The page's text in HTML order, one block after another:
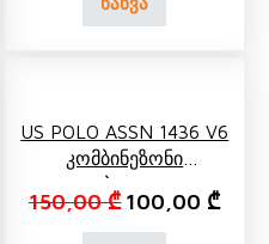
150,00 ₾.
price is: 100,00 ₾.
US POLO ASSN 1436 V6
Კომბინეზონი
Დათბილული,
Თავსაბურავით
150,00₾ Original price
100,00 ₾